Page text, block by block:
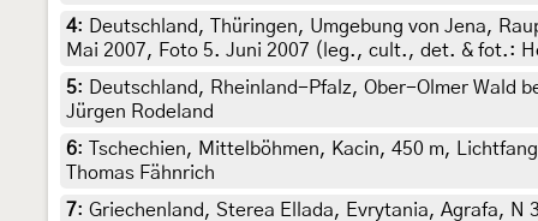
4:
Deutschland, Thüringen, Umgebung von Jena,
Mai 2007, Foto 5. Juni 2007 (leg., cult., det. & fot.:
5:
Deutschland, Rheinland-Pfalz, Ober-Olmer Wald
Jürgen Rodeland
6:
Tschechien, Mittelböhmen, Kacin, 450 m,
Thomas Fähnrich
7: Griechenland, Sterea Ellada, Evrytania, Agrafa, N